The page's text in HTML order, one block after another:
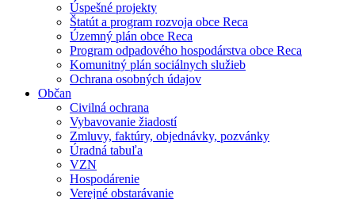
Úspešné projekty
Štatút a program rozvoja obce Reca
Územný plán obce Reca
Program odpadového hospodárstva obce Reca
Komunitný plán sociálnych služieb
Ochrana osobných údajov
Občan
Civilná ochrana
Vybavovanie žiadostí
Zmluvy, faktúry, objednávky, pozvánky
Úradná tabuľa
VZN
Hospodárenie
Verejné obstarávanie